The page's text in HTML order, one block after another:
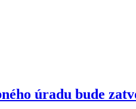
úradu bude